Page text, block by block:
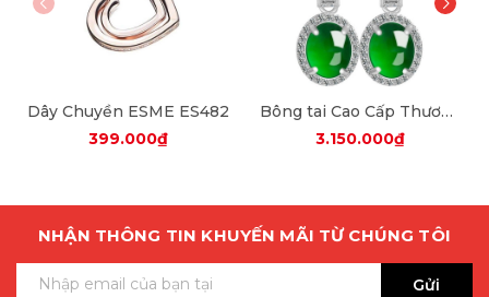
Dây Chuyền ESME ES482
399.000₫
Bông tai Cao Cấp Thương Hiệu ESME ES325AS-D653
3.150.000₫
NHẬN THÔNG TIN KHUYẾN MÃI TỪ CHÚNG TÔI
Gửi